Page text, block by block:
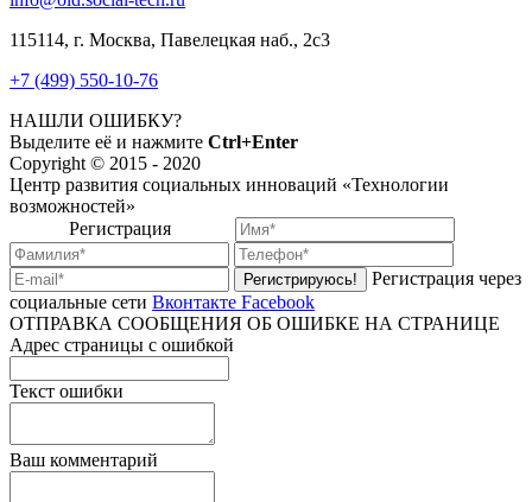
115114, г. Москва, Павелецкая наб., 2с3
+7 (499) 550-10-76
НАШЛИ ОШИБКУ?
Выделите её и нажмите Ctrl+Enter
Copyright © 2015 - 2020
Центр развития социальных инноваций «Технологии
возможностей»
Регистрация
Регистрируюсь!
Регистрация через
социальные сети Вконтакте Facebook
ОТПРАВКА СООБЩЕНИЯ ОБ ОШИБКЕ НА СТРАНИЦЕ
Адрес страницы с ошибкой
Текст ошибки
Ваш комментарий